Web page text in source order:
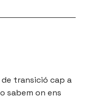
transició cap a
sabem on ens